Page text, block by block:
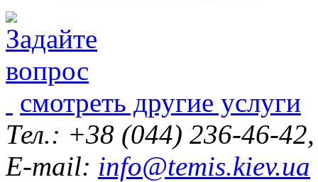
смотреть другие услуги
Тел.: +38 (044) 236-46-
E-mail: info@temis.kiev.ua